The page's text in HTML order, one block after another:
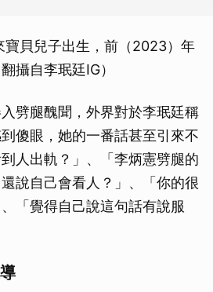
貝兒子出生，前（2023）年
攝自李珉廷IG）
劈腿醜聞，外界對於李珉廷稱
傻眼，她的一番話甚至引來不
人出軌？」、「李炳憲劈腿的
說自己會看人？」、「你的很
「覺得自己說這句話有說服